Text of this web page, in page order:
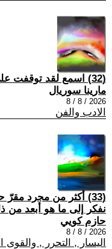
(32) اسمع لقد توقفت على ان تمطر 2
مارينا سوريال
2026 / 8 / 8
الادب والفن
(33) أكثر من مجرد مقرّ
نفكر إلى ما هو أبعد من
حازم كويي
2026 / 8 / 8
اليسار , التحرر , والقوى